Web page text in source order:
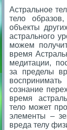
Астральное
тело
объекты
астрального
можем
время
медитации,
за пределы
сознание
время
тело может
элементы –
вреда телу